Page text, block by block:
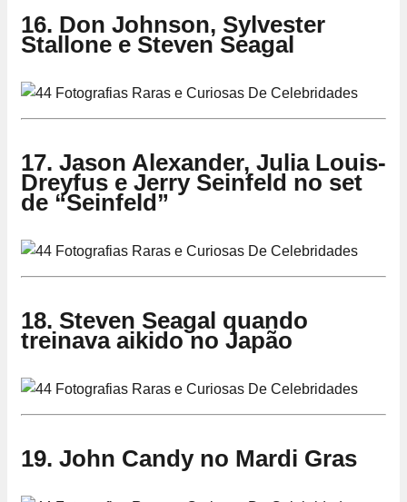
16. Don Johnson, Sylvester
Stallone e Steven Seagal
17. Jason Alexander, Julia Louis-
Dreyfus e Jerry Seinfeld no set
de “Seinfeld”
18. Steven Seagal quando
treinava aikido no Japão
19. John Candy no Mardi Gras